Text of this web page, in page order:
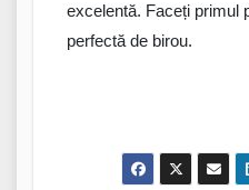
excelentă. Faceți primul
perfectă de birou.